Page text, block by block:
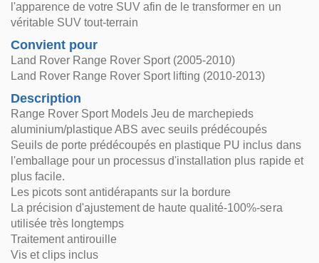
l'apparence de votre SUV afin de le transformer en un
véritable SUV tout-terrain
Convient pour
Land Rover Range Rover Sport (2005-2010)
Land Rover Range Rover Sport lifting (2010-2013)
Description
Range Rover Sport Models Jeu de marchepieds
aluminium/plastique ABS avec seuils prédécoupés
Seuils de porte prédécoupés en plastique PU inclus dans
l'emballage pour un processus d'installation plus rapide et
plus facile.
Les picots sont antidérapants sur la bordure
La précision d'ajustement de haute qualité-100%-sera
utilisée très longtemps
Traitement antirouille
Vis et clips inclus